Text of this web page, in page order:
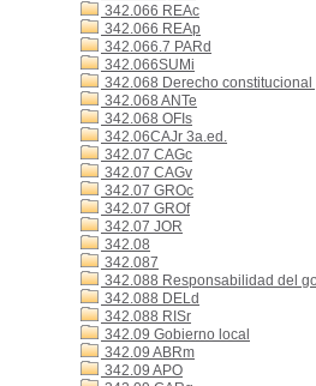
342.066 REAc
342.066 REAp
342.066.7 PARd
342.066SUMi
342.068 Derecho
342.068 ANTe
342.068 OFIs
342.06CAJr 3a.ed.
342.07 CAGc
342.07 CAGv
342.07 GROc
342.07 GROf
342.07 JOR
342.08
342.087
342.088 Responsabilidad del
342.088 DELd
342.088 RISr
342.09 Gobierno local
342.09 ABRm
342.09 APO